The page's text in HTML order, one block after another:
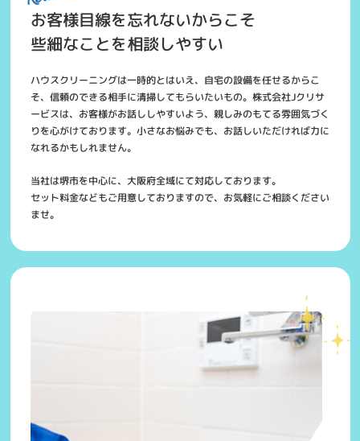
お客様目線を忘れないからこそ
些細なことを相談しやすい
ハウスクリーニングは一時的とはいえ、自宅の設備を任せるからこ
そ、信頼のできる相手に清掃してもらいたいもの。株式会社Jクリサ
ービスは、お客様がお話ししやすいよう、親しみのもてる雰囲気づく
りを心がけております。小さなお悩みでも、お話しいただければ力に
なれるかもしれません。
当社は堺市を中心に、大阪府全域にて対応しております。
セット料金などもご用意しておりますので、お気軽にご相談ください
ませ。